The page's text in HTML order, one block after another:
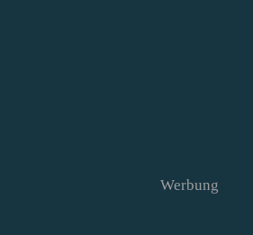
Werbung